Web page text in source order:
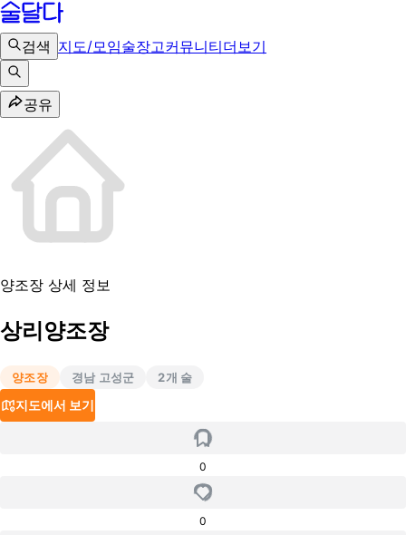
검색 지도/모임술장고커뮤니티더보기
공유
양조장 상세 정보
상리양조장
양조장 경남 고성군 2개 술
지도에서 보기
0
0